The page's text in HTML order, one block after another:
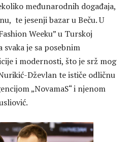
međunarodnih događaja,
te jesenji bazar u Beču. U
Weeku” u Turskoj
svaka je sa posebnim
i modernosti, što je srž mog
Dževlan te ističe odličnu
„NovamaS“ i njenom